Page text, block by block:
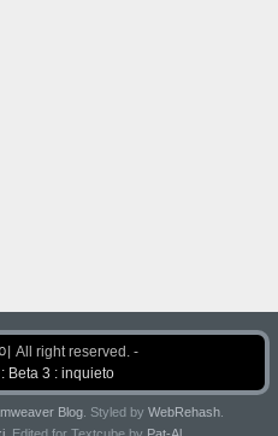
All right reserved. -
Beta 3 : inquieto
Blog . Styled byWebRehash